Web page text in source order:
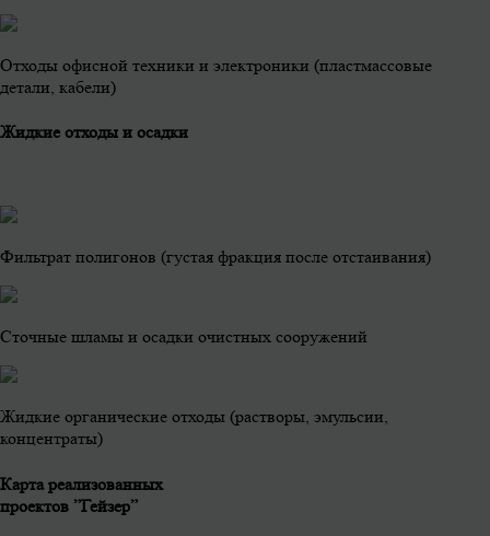
Отходы офисной техники и электроники (пластмассовые
детали, кабели)
Жидкие отходы и осадки
Фильтрат полигонов (густая фракция после отстаивания)
Сточные шламы и осадки очистных сооружений
Жидкие органические отходы (растворы, эмульсии,
концентраты)
Карта реализованных
проектов ”Гейзер”